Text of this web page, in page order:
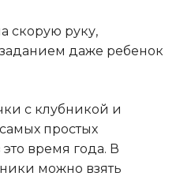
скорую руку,
заданием даже ребенок
с клубникой и
простых
время года. В
можно взять